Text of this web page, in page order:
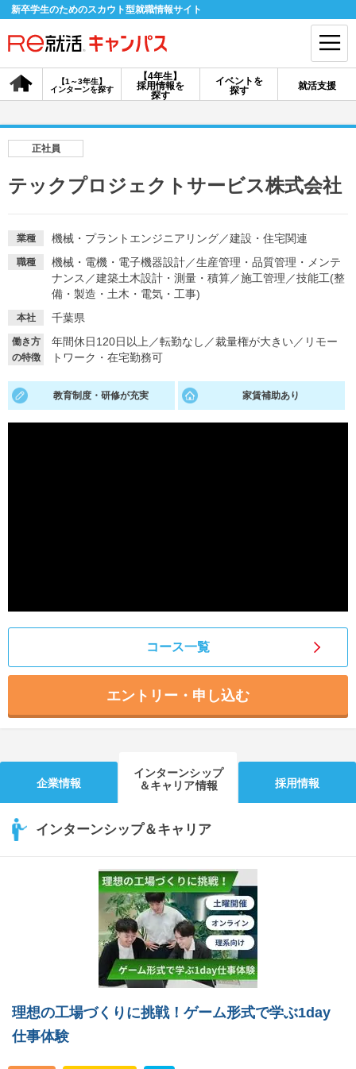
新卒学生のためのスカウト型就職情報サイト
【4年生】
採用情報を
探す
【1～3年生】
インターンを探す
イベントを
探す
就活支援
会員登録 ログイン
採用情報を探す
説明会を探す
インターンを探す
イベントを探す スカウト
就活ノウハウ・サポート
就活支援 就活コラム
正社員
テックプロジェクトサービス株式会社
業種 機械・プラントエンジニアリング／建設・住宅関連
職種 機械・電機・電子機器設計／生産管理・品質管理・メンテ
ナンス ／建築土木設計・測量・積算／施工管理 ／技能工(整
備・製造・土木・電気・工事)
本社 千葉県
働き方
の特徴
年間休日120日以上 ／転勤なし ／裁量権が大きい／ リモー
トワーク・在宅勤務可
教育制度・研修が充実 家賃補助あり
コース一覧
エントリー・申し込む
企業情報
インターンシップ
＆キャリア情報
採用情報
インターンシップ＆キャリア
理想の工場づくりに挑戦！ゲーム形式で学ぶ1day
仕事体験